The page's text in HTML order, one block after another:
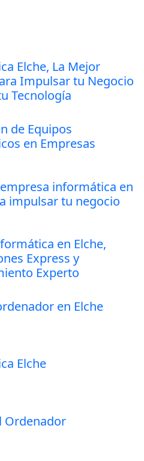
Elche, La Mejor
Impulsar tu Negocio
Tecnología
de Equipos
en Empresas
informática en
impulsar tu negocio
en Elche,
Express y
Experto
en Elche
Elche
Ordenador